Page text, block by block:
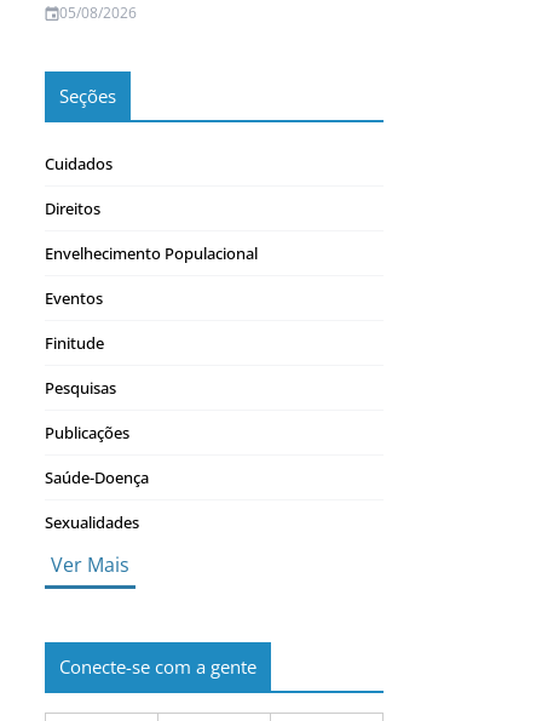
05/08/2026
Seções
Cuidados
Direitos
Envelhecimento Populacional
Eventos
Finitude
Pesquisas
Publicações
Saúde-Doença
Sexualidades
Ver Mais
Conecte-se com a gente